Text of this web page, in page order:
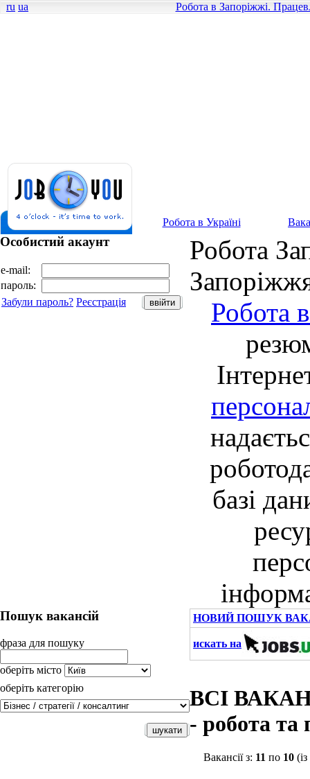
ru ua Робота в Запоріжжі.
Робота в Україні
Особистий акаунт
e-mail:
пароль:
Забули пароль? Реєстрація
Робота
Робота
базі
Пошук вакансій
фраза для пошуку
оберіть місто
оберіть категорію
НОВИЙ ПОШУК
искать на
ВСІ
- робота
Вакансії з: 11 по 10 (із